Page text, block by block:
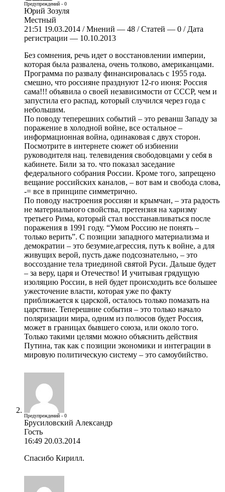
Предупреждений - 0
Юрий Зозуля
Местный
21:51 19.03.2014 / Мнений — 48 / Статей — 0 / Дата
регистрации — 10.10.2013
Без сомнения, речь идет о восстановлении империи,
которая была развалена, очень толково, американцами.
Программа по развалу финансировалась с 1955 года.
смешно, что россияне празднуют 12-го июня: Россия
сама!!! объявила о своей независимости от СССР, чем и
запустила его распад, который случился через года с
небольшим.
По поводу теперешних событий – это реванш Западу за
поражение в холодной войне, все остальное –
информационная война, одинаковая с двух сторон.
Посмотрите в интернете сюжет об избиении
руководителя нац. телевидения свободовцами у себя в
кабинете. Били за то. что показал заседание
федерального собрания России. Кроме того, запрещено
вещание российских каналов, – вот вам и свобода слова,
-= все в принципе симметрично.
По поводу настроения россиян и крымчан, – эта радость
не материального свойства, претензия на харизму
третьего Рима, который стал восстанавливаться после
поражения в 1991 году. “Умом Россию не понять –
только верить”. С позиции западного материализма и
демократии – это безумие,агрессия, путь к войне, а для
живущих верой, пусть даже подсознательно, – это
воссоздание тела триединой святой Руси. Дальше будет
– за веру, царя и Отечество! И учитывая грядущую
изоляцию России, в ней будет происходить все большее
ужесточение власти, которая уже по факту
приближается к царской, осталось только помазать на
царствие. Теперешние события – это только начало
поляризации мира, одним из полюсов будет Россия,
может в границах бывшего союза, или около того.
Только такими целями можно объяснить действия
Путина, так как с позиции экономики и интеграции в
мировую политическую систему – это самоубийство.
Предупреждений - 0
Брусиловский Александр
Гость
16:49 20.03.2014
Спасибо Кирилл.